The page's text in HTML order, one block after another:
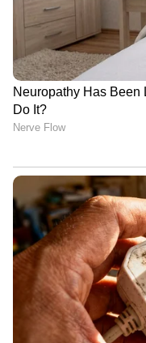
വരാന്തയില്‍
കുത്തിക്കൊന്നു |
News
വിവാഹത്തിന്
നൃത്ത